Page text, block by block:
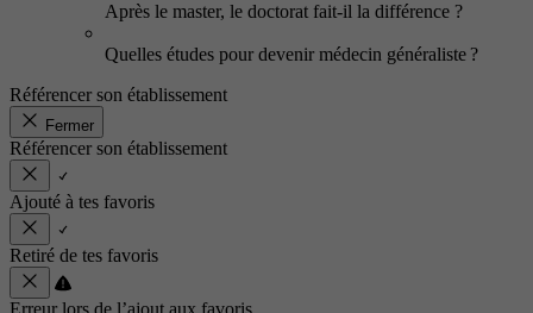
Après le master, le doctorat fait-il la différence ?
Quelles études pour devenir médecin généraliste ?
Référencer son établissement
Fermer
Référencer son établissement
Ajouté à tes favoris
Retiré de tes favoris
Erreur lors de l’ajout aux favoris